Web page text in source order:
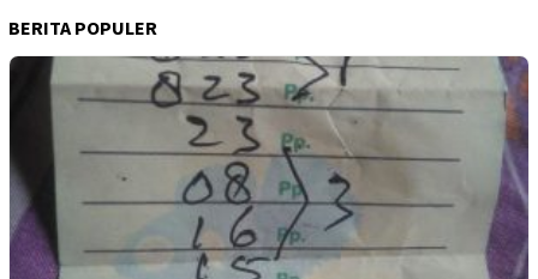
BERITA POPULER